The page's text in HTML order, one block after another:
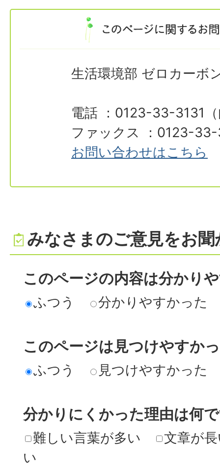
生活環境部 ゼロカーボ
電話 ：0123-33-3131（
ファックス ：0123-
お問い合わせはこちら
みなさまのご意見をお
このページの内容は分かり
ふつう 分かりやすかった
このページは見つけやすか
ふつう 見つけやすかった
分かりにくかった理由は何
難しい言葉が多い
文章が
い